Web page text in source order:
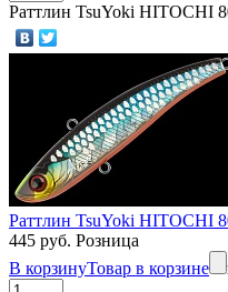
Раттлин TsuYoki HITOCHI
Раттлин TsuYoki HITOCHI
445 руб. Розница
В корзинуТовар в корзине